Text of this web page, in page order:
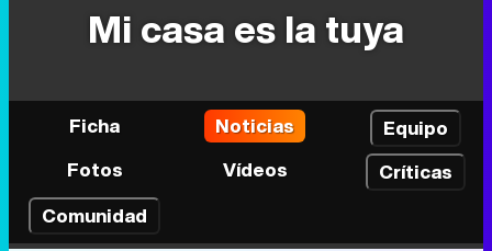
Mi casa es la tuya
Ficha Noticias
Equipo
Fotos
Vídeos
Críticas
Comunidad